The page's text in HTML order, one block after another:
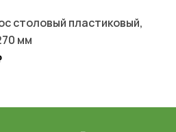
столовый пластиковый,
мм